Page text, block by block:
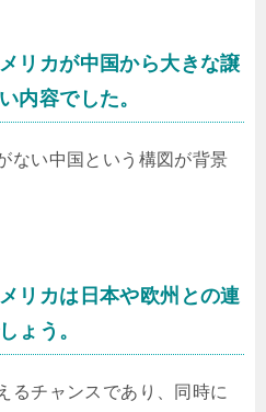
リカが中国から大きな譲
内容でした。
ない中国という構図が背景
リカは日本や欧州との連
ょう。
るチャンスであり、同時に